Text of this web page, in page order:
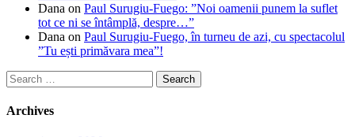
Dana on Paul Surugiu-Fuego: ”Noi oamenii punem la suflet
tot ce ni se întâmplă, despre…”
Dana on Paul Surugiu-Fuego, în turneu de azi, cu spectacolul
”Tu ești primăvara mea”!
Search
for:
Archives